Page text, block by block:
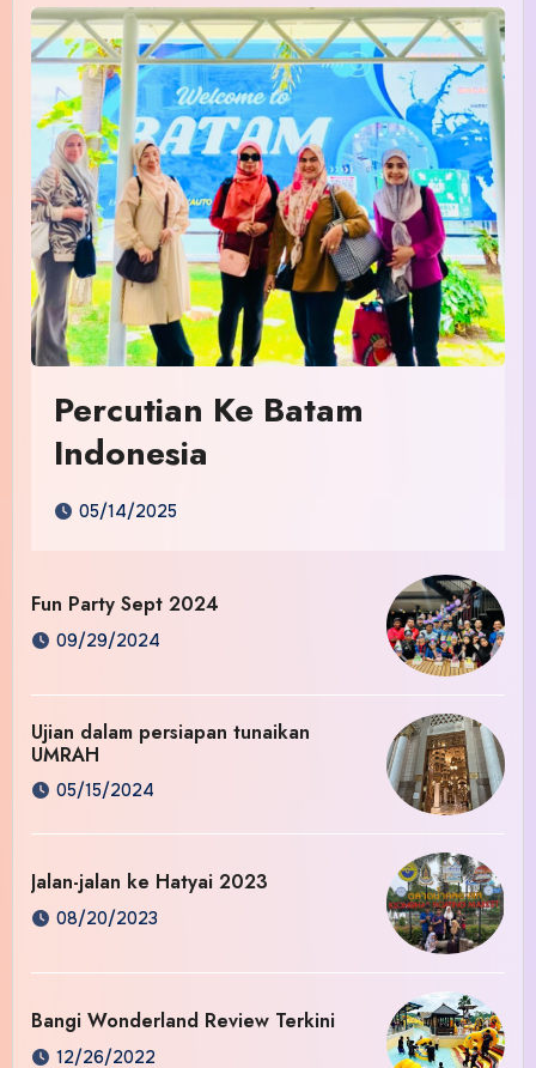
Percutian Ke Batam
Indonesia
05/14/2025
Fun Party Sept 2024
09/29/2024
Ujian dalam persiapan tunaikan
UMRAH
05/15/2024
Jalan-jalan ke Hatyai 2023
08/20/2023
Bangi Wonderland Review Terkini
12/26/2022